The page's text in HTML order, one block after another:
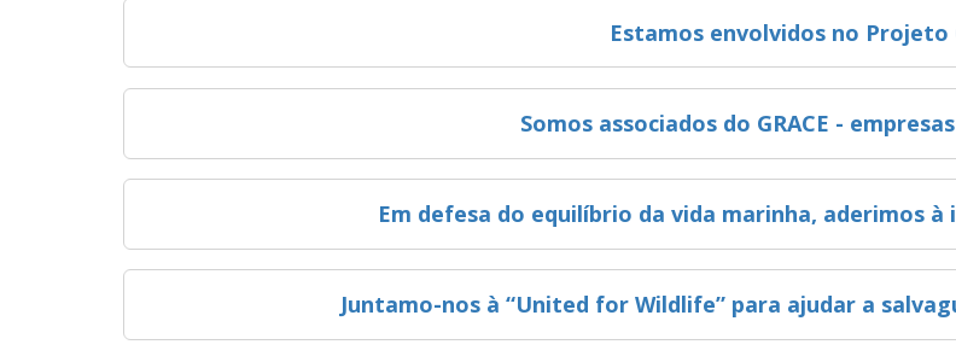
Estamos envolvidos no Projeto
Somos associados do GRACE -
Em defesa do equilíbrio da vida marinha, aderimos
Juntamo-nos à “United for Wildlife” para ajudar a